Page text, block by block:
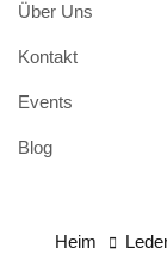
Über Uns
Kontakt
Events
Blog
Heim